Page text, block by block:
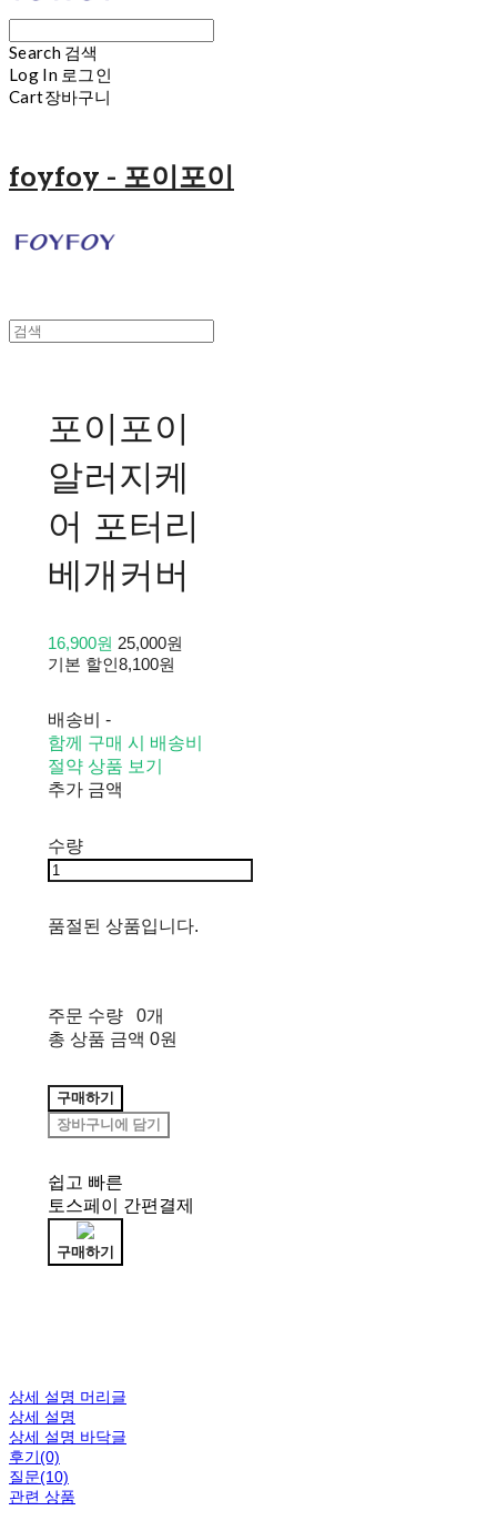
Search 검색
Log In 로그인
Cart장바구니
foyfoy - 포이포이
포이포이
알러지케
어 포터리
베개커버
16,900원 25,000원
기본 할인8,100원
배송비 -
함께 구매 시 배송비
절약 상품 보기
추가 금액
수량
품절된 상품입니다.
주문 수량
0개
총 상품 금액 0원
구매하기
장바구니에 담기
쉽고 빠른
토스페이 간편결제
구매하기
상세 설명 머리글
상세 설명
상세 설명 바닥글
후기(0)
질문(10)
관련 상품